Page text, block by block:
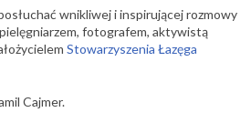
wnikliwej i inspirującej rozmowy
fotografem, aktywistą
Stowarzyszenia Łazęga
Cajmer.